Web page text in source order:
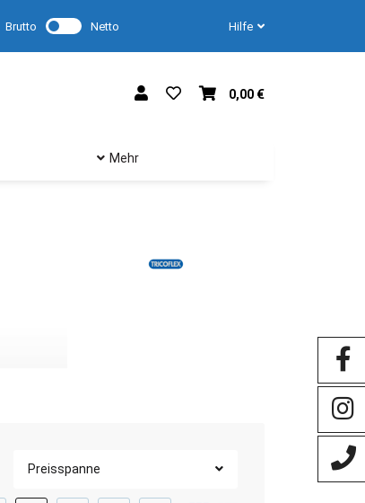
Brutto Netto Hilfe
0,00 €
Mehr
Lebensmittelschläuche für höchste Hygieneansprüche:
Preisspanne